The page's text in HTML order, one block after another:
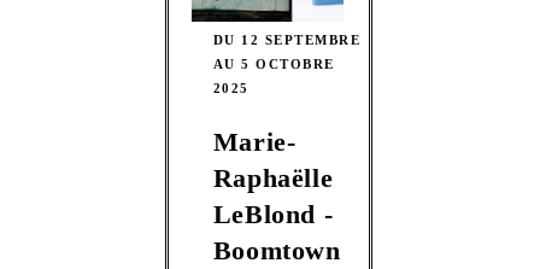
DU 12 SEPTEMBRE
AU 5 OCTOBRE
2025
Marie-
Raphaëlle
LeBlond -
Boomtown